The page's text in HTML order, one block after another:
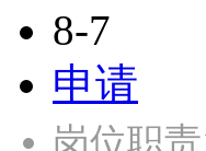
8-7
申请
岗位职